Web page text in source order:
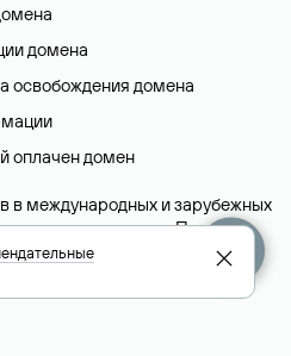
домена
освобождения домена
оплачен домен
в международных и зарубежных
в разделе «Помощь».
сервиса